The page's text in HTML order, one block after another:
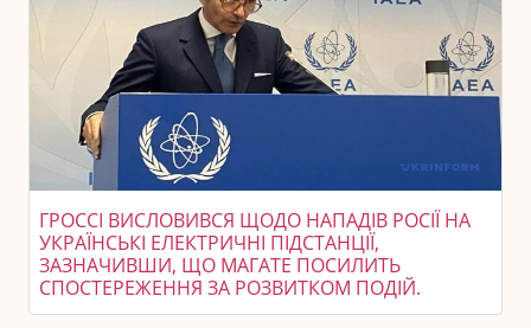
ГРОССІ ВИСЛОВИВСЯ ЩОДО НАПАДІВ РОСІЇ НА
УКРАЇНСЬКІ ЕЛЕКТРИЧНІ ПІДСТАНЦІЇ,
ЗАЗНАЧИВШИ, ЩО МАГАТЕ ПОСИЛИТЬ
СПОСТЕРЕЖЕННЯ ЗА РОЗВИТКОМ ПОДІЙ.